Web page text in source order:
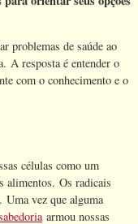
problemas de saúde ao
A resposta é entender o
com o conhecimento e o
células como um
alimentos. Os radicais
Uma vez que alguma
armou nossas